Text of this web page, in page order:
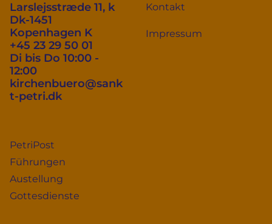
Larslejsstræde 11, k
Dk-1451
Kopenhagen K
+45 23 29 50 01
Di bis Do 10:00 -
12:00
kirchenbuero@sank
t-petri.dk
Kontakt
Impressum
PetriPost
Führungen
Austellung
Gottesdienste